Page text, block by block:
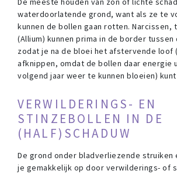
waterdoorlatende grond, want als ze te
kunnen de bollen gaan rotten. Narcissen,
(Allium) kunnen prima in de border
zodat je na de bloei het afstervende loof
afknippen, omdat de bollen daar energie
volgend jaar weer te kunnen bloeien)
VERWILDERINGS- EN
STINZEBOLLEN IN DE
(HALF)SCHADUW
De grond onder bladverliezende struiken
je gemakkelijk op door verwilderings- of